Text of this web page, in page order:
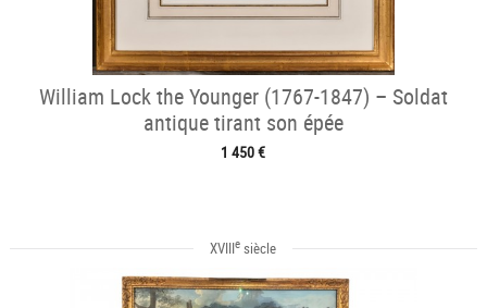
William Lock the Younger (1767-1847) – Soldat
antique tirant son épée
1 450 €
XVIIIe siècle